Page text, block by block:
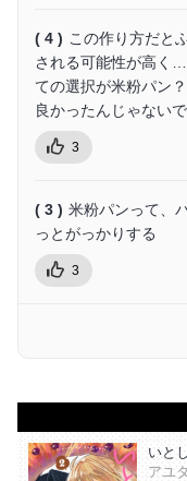
( 4 ) この作り方だと
される可能性が高く
ての選択が米粉パン
良かったんじゃない
3
( 3 ) 米粉パンって、
っとがっかりする
3
いと
アユ